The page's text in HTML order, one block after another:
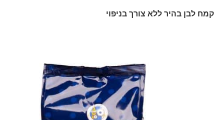
קמח לבן בהיר ללא צורך בניפוי